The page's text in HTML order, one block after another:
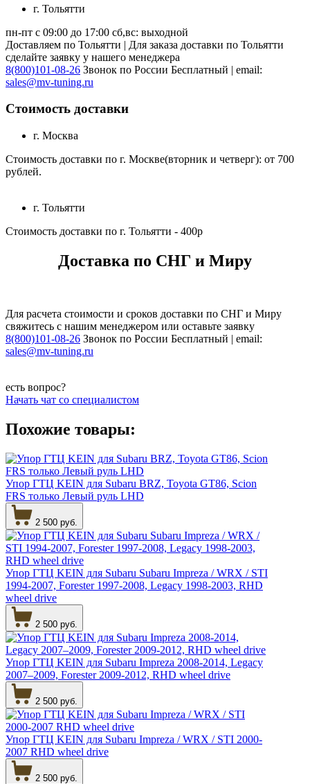
г. Тольятти
пн-пт с 09:00 до 17:00 сб,вс: выходной
Доставляем по Тольятти | Для заказа доставки по Тольятти
сделайте заявку у нашего менеджера
8(800)101-08-26 Звонок по России Бесплатный | email:
sales@mv-tuning.ru
Стоимость доставки
г. Москва
Стоимость доставки по г. Москве(вторник и четверг): от 700
рублей.
г. Тольятти
Стоимость доставки по г. Тольятти - 400р
Доставка по СНГ и Миру
Для расчета стоимости и сроков доставки по СНГ и Миру
свяжитесь с нашим менеджером или оставьте заявку
8(800)101-08-26 Звонок по России Бесплатный | email:
sales@mv-tuning.ru
есть вопрос?
Начать чат со специалистом
Похожие товары:
Упор ГТЦ KEIN для Subaru BRZ, Toyota GT86, Scion
FRS только Левый руль LHD
2 500 руб.
Упор ГТЦ KEIN для Subaru Subaru Impreza / WRX / STI
1994-2007, Forester 1997-2008, Legacy 1998-2003, RHD
wheel drive
2 500 руб.
Упор ГТЦ KEIN для Subaru Impreza 2008-2014, Legacy
2007–2009, Forester 2009-2012, RHD wheel drive
2 500 руб.
Упор ГТЦ KEIN для Subaru Impreza / WRX / STI 2000-
2007 RHD wheel drive
2 500 руб.